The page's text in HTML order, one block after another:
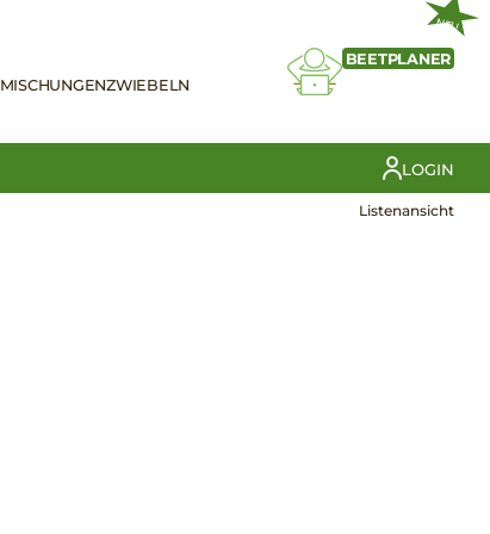
MISCHUNGENZWIEBELN
NEU
BEETPLANER
LOGIN
Listenansicht